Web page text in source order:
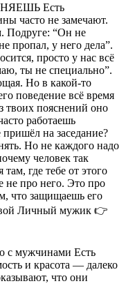
Есть
часто не замечают.
Подруге: “Он не
пропал, у него дела”.
просто у нас всё
ты не специально”.
Но в какой-то
поведение всё время
твоих пояснений оно
работаешь
на заседание?
Но не каждого надо
человек так
где тебе от этого
не про него. Это про
что защищаешь его
Личный мужик 👉
с мужчинами Есть
и красота — далеко
что они